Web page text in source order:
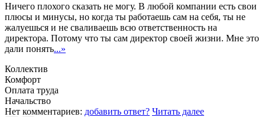
Ничего плохого сказать не могу. В любой компании есть свои
плюсы и минусы, но когда ты работаешь сам на себя, ты не
жалуешься и не сваливаешь всю ответственность на
директора. Потому что ты сам директор своей жизни. Мне это
дали понять...»
Коллектив
Комфорт
Оплата труда
Начальство
Нет комментариев: добавить ответ? Читать далее